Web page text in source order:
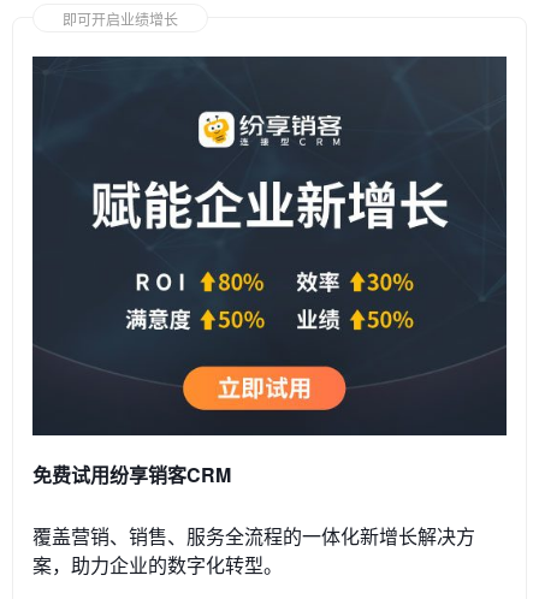
即可开启业绩增长
免费试用纷享销客CRM
覆盖营销、销售、服务全流程的一体化新增长解决方
案，助力企业的数字化转型。